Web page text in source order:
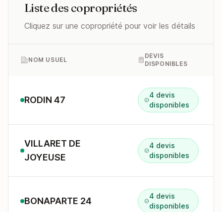
Liste des copropriétés
Cliquez sur une copropriété pour voir les détails
NOM USUEL
DEVIS
DISPONIBLES
RODIN 47
4 devis
disponibles
VILLARET DE
JOYEUSE
4 devis
disponibles
BONAPARTE 24
4 devis
disponibles